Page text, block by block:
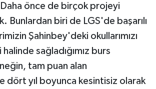
önce de birçok projeyi
Bunlardan biri de LGS'de başarılı
Şahinbey'deki okullarımızı
sağladığımız burs
tam puan alan
dört yıl boyunca kesintisiz olarak